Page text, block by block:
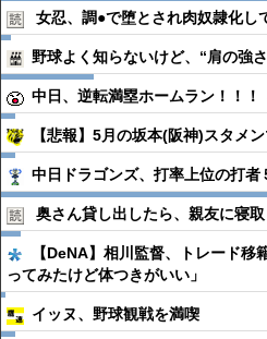
女忍、調●︎で堕とされ肉奴隷化し
野球よく知らないけど、“肩の強
中日、逆転満塁ホームラン！！
【悲報】5月の坂本(阪神)スタメ
中日ドラゴンズ、打率上位の打者
奥さん貸し出したら、親友に寝
【DeNA】相川監督、トレード
ってみたけど体つきがいい」
イッヌ、野球観戦を満喫